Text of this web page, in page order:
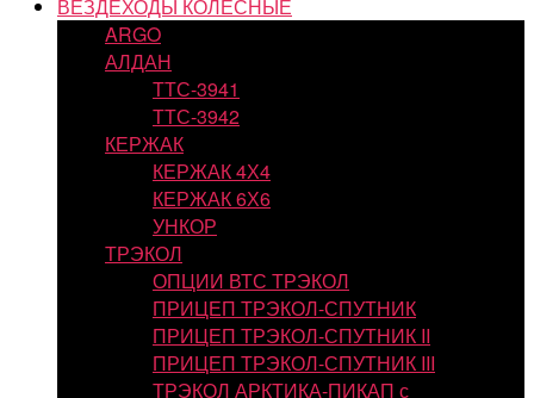
ВЕЗДЕХОДЫ КОЛЕСНЫЕ
ARGO
АЛДАН
ТТС-3941
ТТС-3942
КЕРЖАК
КЕРЖАК 4Х4
КЕРЖАК 6Х6
УНКОР
ТРЭКОЛ
ОПЦИИ ВТС ТРЭКОЛ
ПРИЦЕП ТРЭКОЛ-СПУТНИК
ПРИЦЕП ТРЭКОЛ-СПУТНИК II
ПРИЦЕП ТРЭКОЛ-СПУТНИК III
ТРЭКОЛ АРКТИКА-ПИКАП с